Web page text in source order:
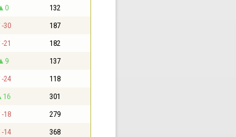
0 132
-30 187
-21 182
9 137
-24 118
16 301
-18 279
-14 368